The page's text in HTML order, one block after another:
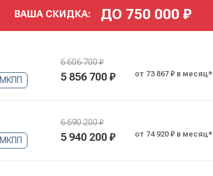
ВАША СКИДКА: ДО 750 000 ₽
МКПП
6 606 700 ₽
5 856 700 ₽ от 73 867 ₽ в месяц*
МКПП
6 690 200 ₽
5 940 200 ₽ от 74 920 ₽ в месяц*